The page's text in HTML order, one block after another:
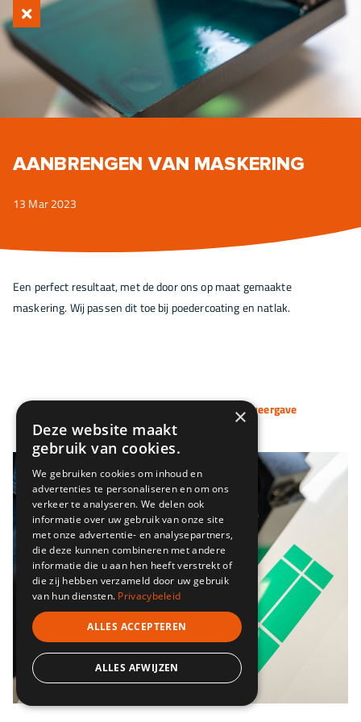
AANBRENGEN VAN MASKERING
13 Mar 2023
Een perfect resultaat, met de door ons op maat gemaakte
maskering. Wij passen dit toe bij poedercoating en natlak.
Klik op een afbeelding voor volledige weergave
×
Deze website maakt
gebruik van cookies.
We gebruiken cookies om inhoud en
advertenties te personaliseren en om ons
verkeer te analyseren. We delen ook
informatie over uw gebruik van onze site
met onze advertentie- en analysepartners,
die deze kunnen combineren met andere
informatie die u aan hen heeft verstrekt of
die zij hebben verzameld door uw gebruik
van hun diensten. Privacybeleid
ALLES ACCEPTEREN
ALLES AFWIJZEN